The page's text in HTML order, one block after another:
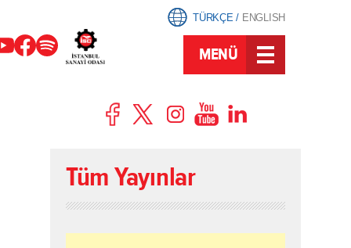
TÜRKÇE/ ENGLISH
MENÜ
Tüm Yayınlar